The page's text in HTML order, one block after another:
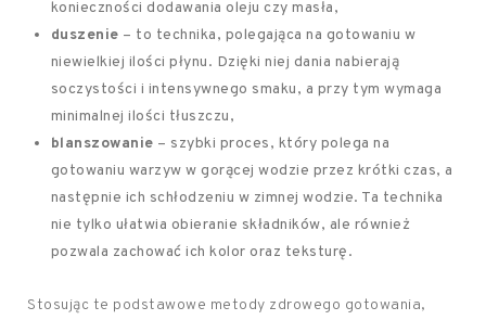
konieczności dodawania oleju czy masła,
duszenie – to technika, polegająca na gotowaniu w
niewielkiej ilości płynu. Dzięki niej dania nabierają
soczystości i intensywnego smaku, a przy tym wymaga
minimalnej ilości tłuszczu,
blanszowanie – szybki proces, który polega na
gotowaniu warzyw w gorącej wodzie przez krótki czas, a
następnie ich schłodzeniu w zimnej wodzie. Ta technika
nie tylko ułatwia obieranie składników, ale również
pozwala zachować ich kolor oraz teksturę.
Stosując te podstawowe metody zdrowego gotowania,